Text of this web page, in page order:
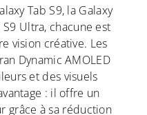
Tab S9, la Galaxy
S9 Ultra, chacune est
vision créative. Les
Dynamic AMOLED
et des visuels
: il offre un
grâce à sa réduction